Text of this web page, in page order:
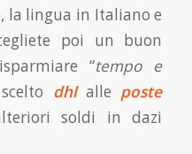
la lingua in Italiano e
poi un buon
“tempo e
dhlalle poste
soldi in dazi